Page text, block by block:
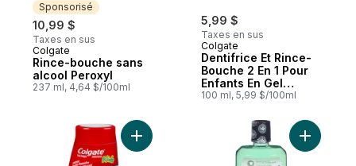
Sponsorisé
10,99 $
Taxes en sus
Sponsorisé
Colgate
Rince-bouche sans
alcool Peroxyl
237 ml, 4,64 $/100ml
5,99 $
Taxes en sus
Colgate
Dentifrice Et Rince-
Bouche 2 En 1 Pour
Enfants En Gel
Liquide Strawberry
100 ml, 5,99 $/100ml
Ajouter Dentifrice Et Rince-Bouche 2 En
Ajouter